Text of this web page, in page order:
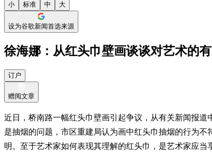
小 标准 中 大
设为谷歌新闻首选来源
徐海娜：从红头巾壁画谈谈对艺术的
订户
赠阅文章
近日，桥南路一幅红头巾壁画引起争议，从有关新闻报
是抽烟的问题，市区重建局认为画中红头巾抽烟的行为
明。至于艺术家如何表现其理解的红头巾，是艺术家应